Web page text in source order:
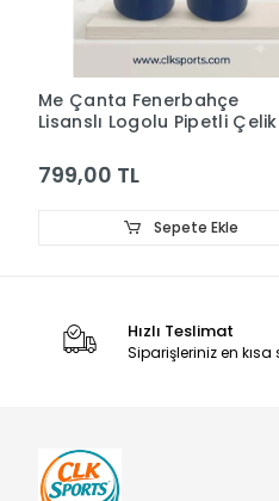
Me Çanta Fenerbahçe
Lisanslı Logolu Pipetli Çelik
799,00 TL
Sepete Ekle
Hızlı Teslimat
Siparişleriniz en kısa